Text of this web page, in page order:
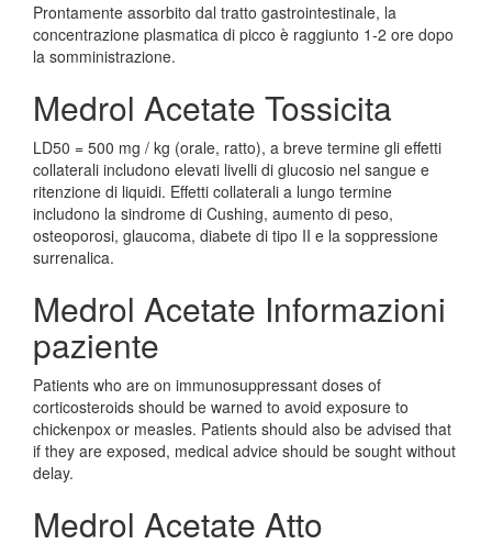
Prontamente assorbito dal tratto gastrointestinale, la
concentrazione plasmatica di picco è raggiunto 1-2 ore dopo
la somministrazione.
Medrol Acetate Tossicita
LD50 = 500 mg / kg (orale, ratto), a breve termine gli effetti
collaterali includono elevati livelli di glucosio nel sangue e
ritenzione di liquidi. Effetti collaterali a lungo termine
includono la sindrome di Cushing, aumento di peso,
osteoporosi, glaucoma, diabete di tipo II e la soppressione
surrenalica.
Medrol Acetate Informazioni
paziente
Patients who are on immunosuppressant doses of
corticosteroids should be warned to avoid exposure to
chickenpox or measles. Patients should also be advised that
if they are exposed, medical advice should be sought without
delay.
Medrol Acetate Atto